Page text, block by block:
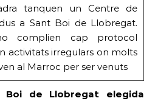
tanquen un Centre de
a Sant Boi de Llobregat.
no complien cap protocol
activitats irregulars on molts
al Marroc per ser venuts
Boi de Llobregat elegida